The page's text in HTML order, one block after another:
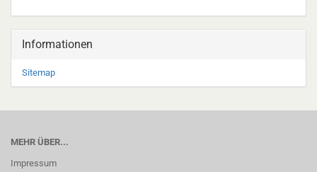
Informationen
Sitemap
MEHR ÜBER...
Impressum